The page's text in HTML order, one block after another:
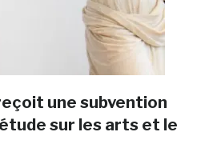
une subvention
sur les arts et le